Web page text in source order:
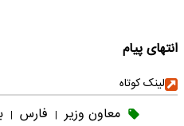
انتهای پیام
لینک کوتاه
معاون وزیر | فارس |